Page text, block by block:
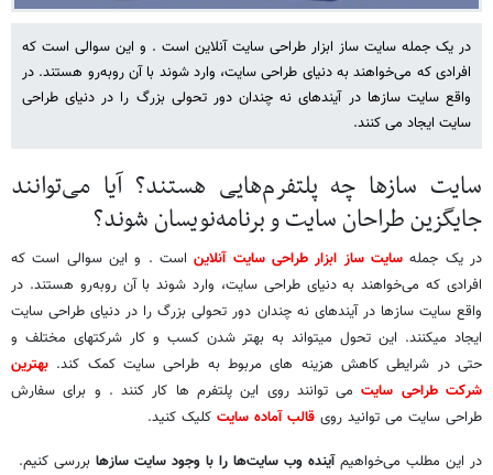
در یک جمله سایت ساز ابزار طراحی سایت آنلاین است . و این سوالی است که
افرادی که می‌خواهند به دنیای طراحی سایت، وارد شوند با آن روبه‌رو هستند. در
واقع سایت سازها در آینده‎ای نه چندان دور تحولی بزرگ را در دنیای طراحی
سایت ایجاد می ‎کنند.
سایت سازها چه پلتفرم‌هایی هستند؟ آیا می‌توانند
جایگزین طراحان سایت و برنامه‌نویسان شوند؟
در یک جمله سایت ساز ابزار طراحی سایت آنلایناست . و این سوالی است که
افرادی که می‌خواهند به دنیای طراحی سایت، وارد شوند با آن روبه‌رو هستند. در
واقع سایت سازها در آینده‎ای نه چندان دور تحولی بزرگ را در دنیای طراحی سایت
ایجاد می‎کنند. این تحول می‎تواند به بهتر شدن کسب و کار شرکت‎های مختلف و
حتی در شرایطی کاهش هزینه‏ های مربوط به طراحی سایت کمک کند. بهترین
شرکت طراحی سایتمی توانند روی این پلتفرم ها کار کنند . و برای سفارش
طراحی سایت می توانید روی قالب آماده سایت کلیک کنید.
در این مطلب می‌خواهیمآینده وب سایت‌ها را با وجود سایت سازها بررسی کنیم.